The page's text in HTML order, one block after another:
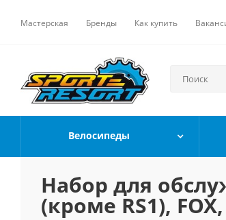
Мастерская Бренды Как купить
Велосипеды
Набор для
(кроме RS1),